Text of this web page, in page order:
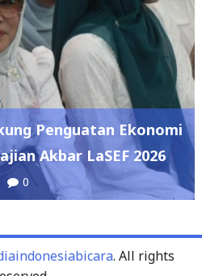
Penguatan Ekonomi
Akbar LaSEF 2026
0